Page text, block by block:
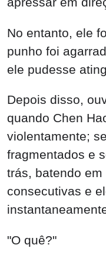
No entanto, ele
punho foi
ele pudesse
Depois disso,
quando Chen
violentamente;
fragmentados e
trás, batendo
consecutivas e
"O quê?"